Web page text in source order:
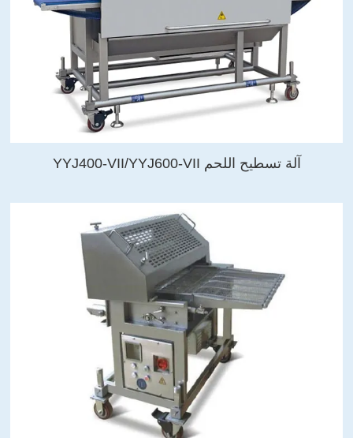
آلة تسطيح اللحم YYJ400-VII/YYJ600-VII